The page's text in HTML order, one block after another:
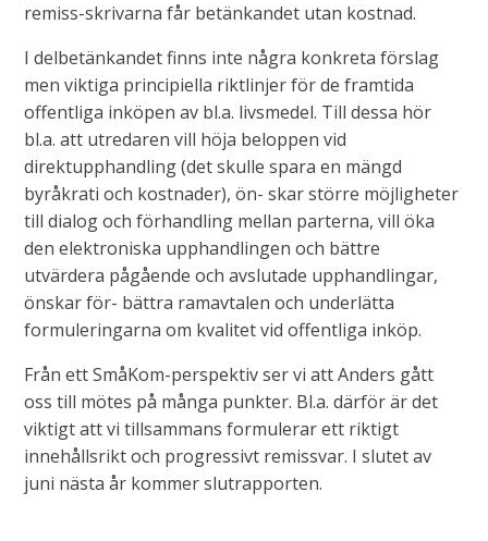
remiss-skrivarna får betänkandet utan kostnad.
I delbetänkandet finns inte några konkreta förslag
men viktiga principiella riktlinjer för de framtida
offentliga inköpen av bl.a. livsmedel. Till dessa hör
bl.a. att utredaren vill höja beloppen vid
direktupphandling (det skulle spara en mängd
byråkrati och kostnader), ön- skar större möjligheter
till dialog och förhandling mellan parterna, vill öka
den elektroniska upphandlingen och bättre
utvärdera pågående och avslutade upphandlingar,
önskar för- bättra ramavtalen och underlätta
formuleringarna om kvalitet vid offentliga inköp.
Från ett SmåKom-perspektiv ser vi att Anders gått
oss till mötes på många punkter. Bl.a. därför är det
viktigt att vi tillsammans formulerar ett riktigt
innehållsrikt och progressivt remissvar. I slutet av
juni nästa år kommer slutrapporten.